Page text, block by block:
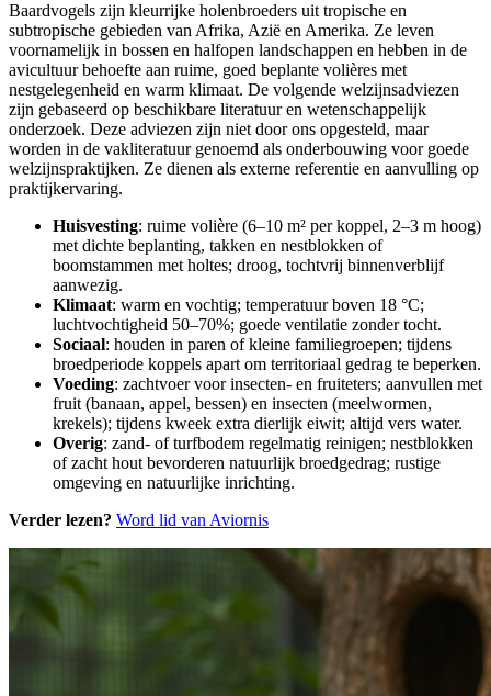
Baardvogels zijn kleurrijke holenbroeders uit tropische en
subtropische gebieden van Afrika, Azië en Amerika. Ze leven
voornamelijk in bossen en halfopen landschappen en hebben in de
avicultuur behoefte aan ruime, goed beplante volières met
nestgelegenheid en warm klimaat. De volgende welzijnsadviezen
zijn gebaseerd op beschikbare literatuur en wetenschappelijk
onderzoek. Deze adviezen zijn niet door ons opgesteld, maar
worden in de vakliteratuur genoemd als onderbouwing voor goede
welzijnspraktijken. Ze dienen als externe referentie en aanvulling op
praktijkervaring.
Huisvesting: ruime volière (6–10 m² per koppel, 2–3 m hoog)
met dichte beplanting, takken en nestblokken of
boomstammen met holtes; droog, tochtvrij binnenverblijf
aanwezig.
Klimaat: warm en vochtig; temperatuur boven 18 °C;
luchtvochtigheid 50–70%; goede ventilatie zonder tocht.
Sociaal: houden in paren of kleine familiegroepen; tijdens
broedperiode koppels apart om territoriaal gedrag te beperken.
Voeding: zachtvoer voor insecten- en fruiteters; aanvullen met
fruit (banaan, appel, bessen) en insecten (meelwormen,
krekels); tijdens kweek extra dierlijk eiwit; altijd vers water.
Overig: zand- of turfbodem regelmatig reinigen; nestblokken
of zacht hout bevorderen natuurlijk broedgedrag; rustige
omgeving en natuurlijke inrichting.
Verder lezen? Word lid van Aviornis